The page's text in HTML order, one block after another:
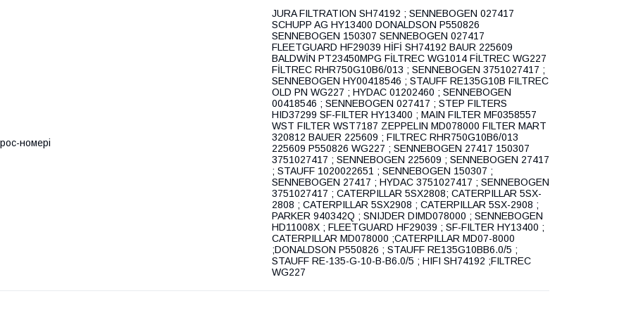
номері
JURA FILTRATION SH74192 ; SENNEBOGEN 027417
SCHUPP AG HY13400 DONALDSON P550826
SENNEBOGEN 150307 SENNEBOGEN 027417
FLEETGUARD HF29039 HİFİ SH74192 BAUR 225609
BALDWİN PT23450MPG FİLTREC WG1014 FİLTREC WG227
FİLTREC RHR750G10B6/013 ; SENNEBOGEN 3751027417 ;
SENNEBOGEN HY00418546 ; STAUFF RE135G10B FILTREC
OLD PN WG227 ; HYDAC 01202460 ; SENNEBOGEN
00418546 ; SENNEBOGEN 027417 ; STEP FILTERS
HID37299 SF-FILTER HY13400 ; MAIN FILTER MF0358557
WST FILTER WST7187 ZEPPELIN MD078000 FILTER MART
320812 BAUER 225609 ; FILTREC RHR750G10B6/013
225609 P550826 WG227 ; SENNEBOGEN 27417 150307
3751027417 ; SENNEBOGEN 225609 ; SENNEBOGEN 27417
; STAUFF 1020022651 ; SENNEBOGEN 150307 ;
SENNEBOGEN 27417 ; HYDAC 3751027417 ; SENNEBOGEN
3751027417 ; CATERPILLAR 5SX2808; CATERPILLAR 5SX-
2808 ; CATERPILLAR 5SX2908 ; CATERPILLAR 5SX-2908 ;
PARKER 940342Q ; SNIJDER DIMD078000 ; SENNEBOGEN
HD11008X ; FLEETGUARD HF29039 ; SF-FILTER HY13400 ;
CATERPILLAR MD078000 ;CATERPILLAR MD07-8000
;DONALDSON P550826 ; STAUFF RE135G10BB6.0/5 ;
STAUFF RE-135-G-10-B-B6.0/5 ; HIFI SH74192 ;FILTREC
WG227